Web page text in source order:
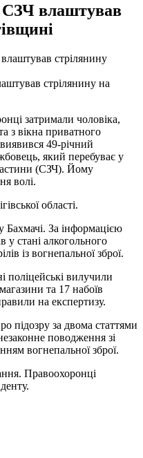
СЗЧ влаштував
стрілянину на
затримали чоловіка,
з вікна приватного
49-річний
який перебуває у
(СЗЧ). Йому
волі.
області.
Бахмачі. За інформацією
у стані алкогольного
із вогнепальної зброї.
поліцейські вилучили
та 17 набоїв
на експертизу.
підозру за двома статтями
поводження зі
вогнепальної зброї.
Правоохоронці